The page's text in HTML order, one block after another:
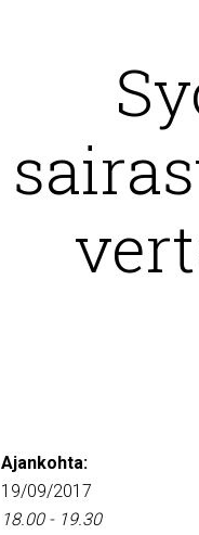
Ajankohta:
19/09/2017
18.00 - 19.30